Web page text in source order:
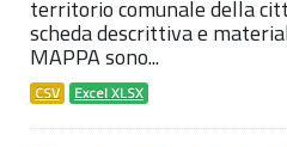
territorio comunale della
scheda descrittiva e
MAPPA sono...
CSV Excel XLSX